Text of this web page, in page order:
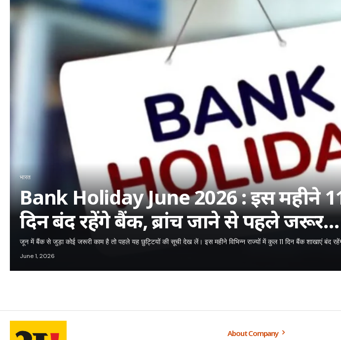
भारत
Bank Holiday June 2026 : इस महीने
दिन बंद रहेंगे बैंक, ब्रांच जाने से पहले जरूर
देखें छुट्टियों की लिस्ट
जून में बैंक से जुड़ा कोई जरूरी काम है तो पहले यह छुट्टियों की सूची देख लें। इस महीने विभिन्न राज्यों में कुल 11 दिन बैंक शाखाएं बंद
June 1, 2026
About Company